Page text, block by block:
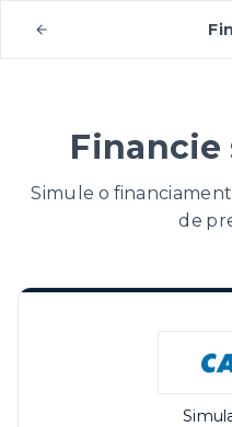
Financie
Simule o
de